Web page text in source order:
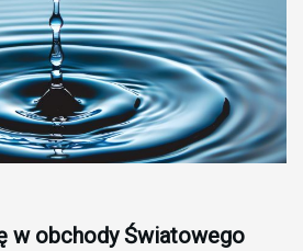
w obchody Światowego